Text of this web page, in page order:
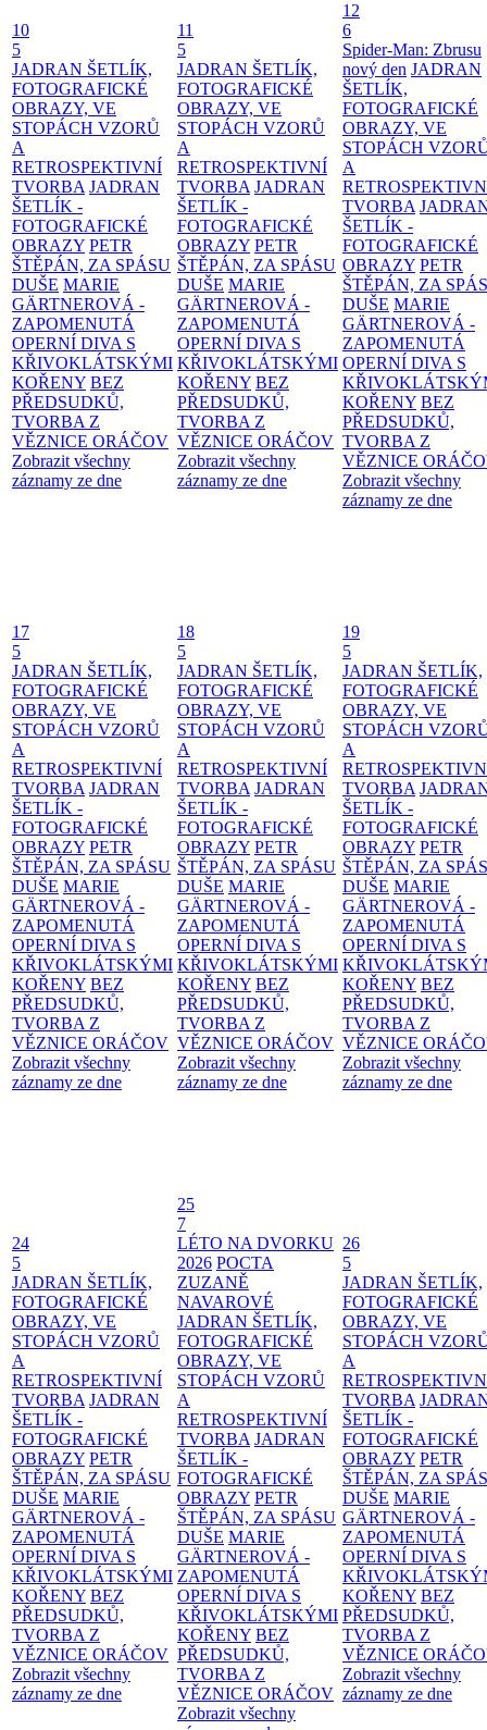
10
5
JADRAN ŠETLÍK,
FOTOGRAFICKÉ
OBRAZY, VE
STOPÁCH VZORŮ
A
RETROSPEKTIVNÍ
TVORBA JADRAN
ŠETLÍK -
FOTOGRAFICKÉ
OBRAZY PETR
ŠTĚPÁN, ZA SPÁSU
DUŠE MARIE
GÄRTNEROVÁ -
ZAPOMENUTÁ
OPERNÍ DIVA S
KŘIVOKLÁTSKÝMI
KOŘENY BEZ
PŘEDSUDKŮ,
TVORBA Z
VĚZNICE ORÁČOV
Zobrazit všechny
záznamy ze dne
11
5
JADRAN ŠETLÍK,
FOTOGRAFICKÉ
OBRAZY, VE
STOPÁCH VZORŮ
A
RETROSPEKTIVNÍ
TVORBA JADRAN
ŠETLÍK -
FOTOGRAFICKÉ
OBRAZY PETR
ŠTĚPÁN, ZA SPÁSU
DUŠE MARIE
GÄRTNEROVÁ -
ZAPOMENUTÁ
OPERNÍ DIVA S
KŘIVOKLÁTSKÝMI
KOŘENY BEZ
PŘEDSUDKŮ,
TVORBA Z
VĚZNICE ORÁČOV
Zobrazit všechny
záznamy ze dne
12
6
Spider-Man: Zbrusu
nový den JADRAN
ŠETLÍK,
FOTOGRAFICKÉ
OBRAZY, VE
STOPÁCH
A
TVORBA
ŠETLÍK -
FOTOGRAFICKÉ
OBRAZY PETR
ŠTĚPÁN, ZA
DUŠE MARIE
GÄRTNEROVÁ -
ZAPOMENUTÁ
OPERNÍ DIVA S
KOŘENY BEZ
PŘEDSUDKŮ,
TVORBA Z
VĚZNICE
Zobrazit všechny
záznamy ze dne
17
5
JADRAN ŠETLÍK,
FOTOGRAFICKÉ
OBRAZY, VE
STOPÁCH VZORŮ
A
RETROSPEKTIVNÍ
TVORBA JADRAN
ŠETLÍK -
FOTOGRAFICKÉ
OBRAZY PETR
ŠTĚPÁN, ZA SPÁSU
DUŠE MARIE
GÄRTNEROVÁ -
ZAPOMENUTÁ
OPERNÍ DIVA S
KŘIVOKLÁTSKÝMI
KOŘENY BEZ
PŘEDSUDKŮ,
TVORBA Z
VĚZNICE ORÁČOV
Zobrazit všechny
záznamy ze dne
18
5
JADRAN ŠETLÍK,
FOTOGRAFICKÉ
OBRAZY, VE
STOPÁCH VZORŮ
A
RETROSPEKTIVNÍ
TVORBA JADRAN
ŠETLÍK -
FOTOGRAFICKÉ
OBRAZY PETR
ŠTĚPÁN, ZA SPÁSU
DUŠE MARIE
GÄRTNEROVÁ -
ZAPOMENUTÁ
OPERNÍ DIVA S
KŘIVOKLÁTSKÝMI
KOŘENY BEZ
PŘEDSUDKŮ,
TVORBA Z
VĚZNICE ORÁČOV
Zobrazit všechny
záznamy ze dne
19
5
JADRAN ŠETLÍK,
FOTOGRAFICKÉ
OBRAZY, VE
STOPÁCH
A
TVORBA
ŠETLÍK -
FOTOGRAFICKÉ
OBRAZY PETR
ŠTĚPÁN, ZA
DUŠE MARIE
GÄRTNEROVÁ -
ZAPOMENUTÁ
OPERNÍ DIVA S
KOŘENY BEZ
PŘEDSUDKŮ,
TVORBA Z
VĚZNICE
Zobrazit všechny
záznamy ze dne
24
5
JADRAN ŠETLÍK,
FOTOGRAFICKÉ
OBRAZY, VE
STOPÁCH VZORŮ
A
RETROSPEKTIVNÍ
TVORBA JADRAN
ŠETLÍK -
FOTOGRAFICKÉ
OBRAZY PETR
ŠTĚPÁN, ZA SPÁSU
DUŠE MARIE
GÄRTNEROVÁ -
ZAPOMENUTÁ
OPERNÍ DIVA S
KŘIVOKLÁTSKÝMI
KOŘENY BEZ
PŘEDSUDKŮ,
TVORBA Z
VĚZNICE ORÁČOV
Zobrazit všechny
záznamy ze dne
25
7
LÉTO NA DVORKU
2026 POCTA
ZUZANĚ
NAVAROVÉ
JADRAN ŠETLÍK,
FOTOGRAFICKÉ
OBRAZY, VE
STOPÁCH VZORŮ
A
RETROSPEKTIVNÍ
TVORBA JADRAN
ŠETLÍK -
FOTOGRAFICKÉ
OBRAZY PETR
ŠTĚPÁN, ZA SPÁSU
DUŠE MARIE
GÄRTNEROVÁ -
ZAPOMENUTÁ
OPERNÍ DIVA S
KŘIVOKLÁTSKÝMI
KOŘENY BEZ
PŘEDSUDKŮ,
TVORBA Z
VĚZNICE ORÁČOV
Zobrazit všechny
26
5
JADRAN ŠETLÍK,
FOTOGRAFICKÉ
OBRAZY, VE
STOPÁCH
A
TVORBA
ŠETLÍK -
FOTOGRAFICKÉ
OBRAZY PETR
ŠTĚPÁN, ZA
DUŠE MARIE
GÄRTNEROVÁ -
ZAPOMENUTÁ
OPERNÍ DIVA S
KOŘENY BEZ
PŘEDSUDKŮ,
TVORBA Z
VĚZNICE
Zobrazit všechny
záznamy ze dne